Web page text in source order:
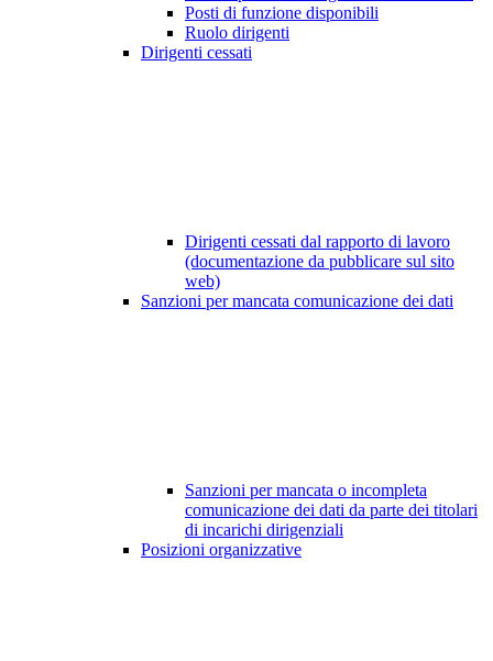
Posti di funzione disponibili
Ruolo dirigenti
Dirigenti cessati
Dirigenti cessati dal rapporto di lavoro
(documentazione da pubblicare sul sito
web)
Sanzioni per mancata comunicazione dei dati
Sanzioni per mancata o incompleta
comunicazione dei dati da parte dei titolari
di incarichi dirigenziali
Posizioni organizzative